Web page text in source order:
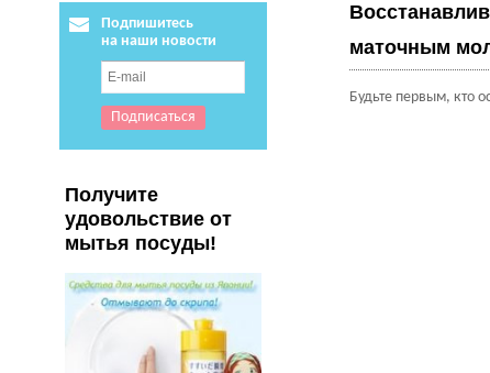
Подпишитесь
на наши новости
Получите
удовольствие от
мытья посуды!
маточным
Будьте первым, кто